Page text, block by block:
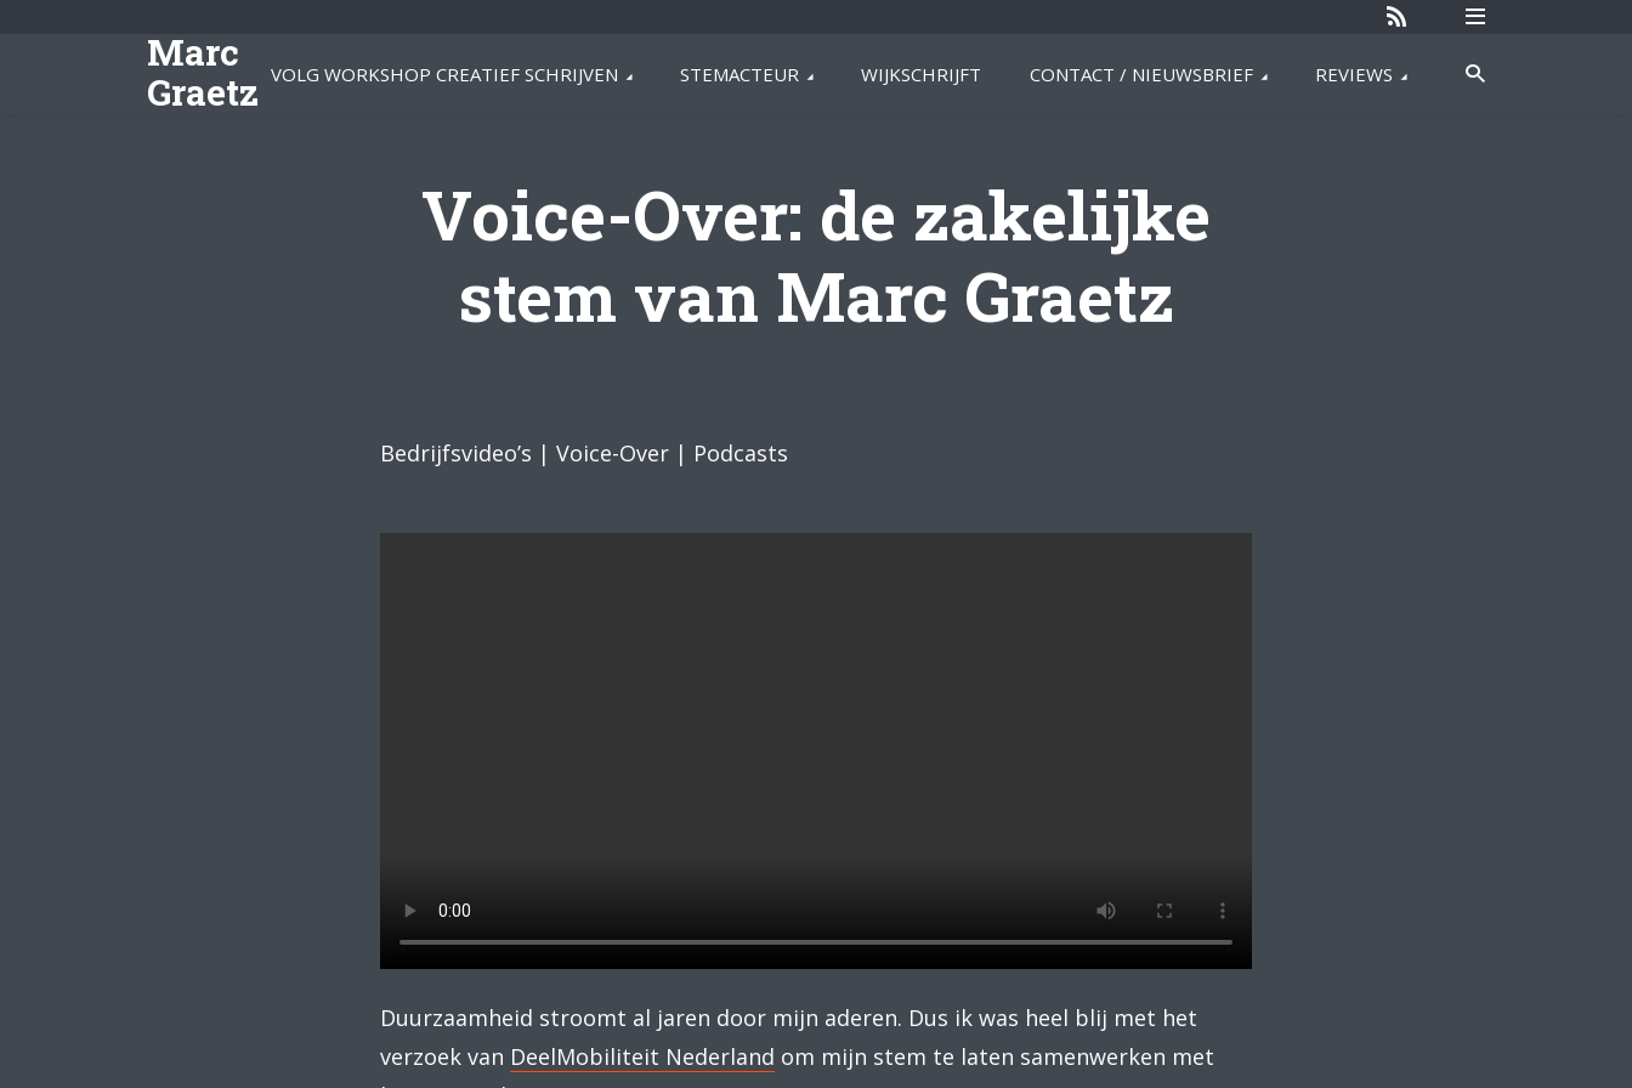
Marc
Graetz VOLG WORKSHOP CREATIEF SCHRIJVEN STEMACTEUR WIJKSCHRIJFT CONTACT / NIEUWSBRIEF REVIEWS
Voice-Over: de zakelijke
stem van Marc Graetz
Bedrijfsvideo’s | Voice-Over | Podcasts
Duurzaamheid stroomt al jaren door mijn aderen. Dus ik was heel blij met het
verzoek van DeelMobiliteit Nederland om mijn stem te laten samenwerken met